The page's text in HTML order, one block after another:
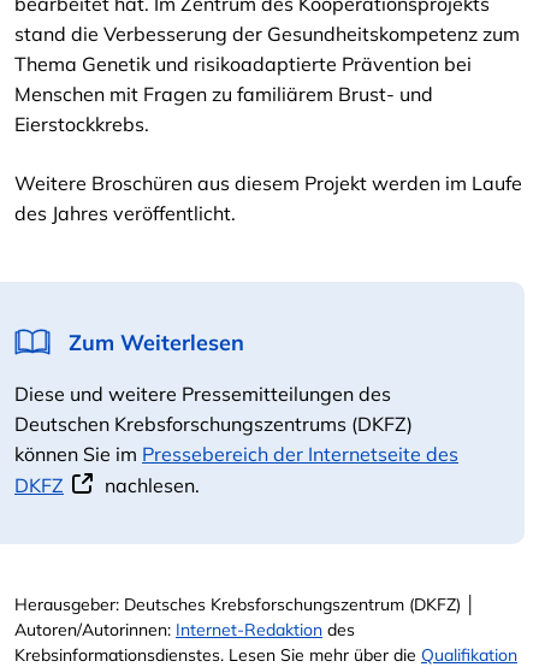
stand die Verbesserung der Gesundheitskompetenz zum
Thema Genetik und risikoadaptierte Prävention bei
Menschen mit Fragen zu familiärem Brust- und
Eierstockkrebs.
Weitere Broschüren aus diesem Projekt werden im Laufe
des Jahres veröffentlicht.
Zum Weiterlesen
Diese und weitere Pressemitteilungen des
Deutschen Krebsforschungszentrums (DKFZ)
können Sie im Pressebereich der Internetseite des
DKFZ
nachlesen.
Herausgeber: Deutsches Krebsforschungszentrum (DKFZ) │
Autoren/Autorinnen: Internet-Redaktion des
Krebsinformationsdienstes. Lesen Sie mehr über die Qualifikation